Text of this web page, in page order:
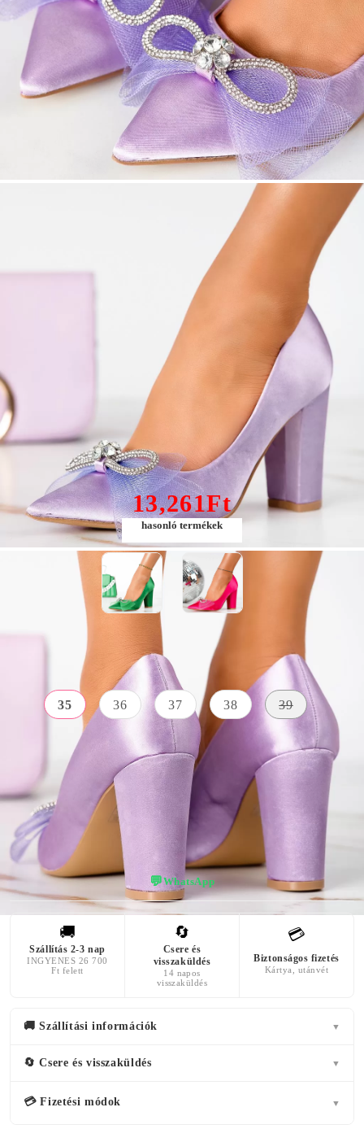
Rosalia Női Lila Magas Sarkú #13300
13,261Ft
hasonló termékek
Méret útmutató
35 36 37 38 39
mályvaszínű
KÜLSŐ
ANYAG
Textil Anyag
SAROK
MAGASSÁGA
9 centiméter
💬WhatsApp
🚚
Szállítás 2-3 nap
INGYENES 26 700
Ft felett
🔄
Csere és
visszaküldés
14 napos
visszaküldés
💳
Biztonságos fizetés
Kártya, utánvét
🚚 Szállítási információk ▼
🔄 Csere és visszaküldés ▼
💳 Fizetési módok ▼